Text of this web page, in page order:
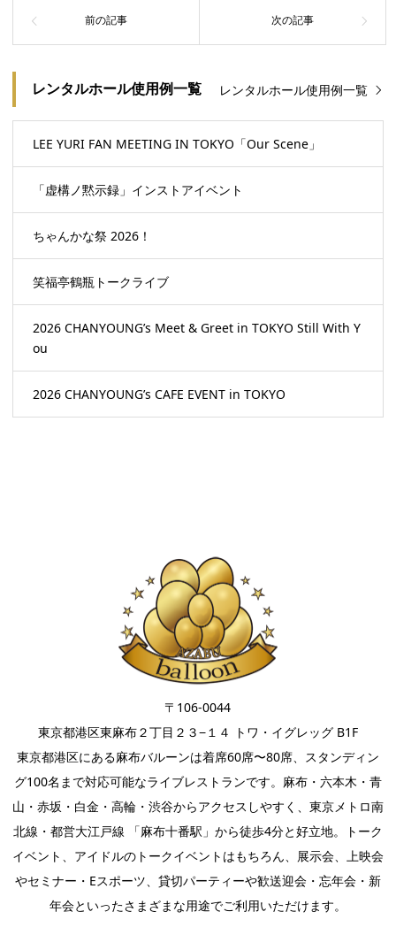
レンタルホール使用例一覧 レンタルホール使用例一覧
LEE YURI FAN MEETING IN TOKYO「Our Scene」
「虚構ノ黙示録」インストアイベント
ちゃんかな祭 2026！
笑福亭鶴瓶トークライブ
2026 CHANYOUNG’s Meet & Greet in TOKYO Still With Y
ou
2026 CHANYOUNG’s CAFE EVENT in TOKYO
〒106-0044
東京都港区東麻布２丁目２３−１４ トワ・イグレッグ B1F
東京都港区にある麻布バルーンは着席60席〜80席、スタンディン
グ100名まで対応可能なライブレストランです。麻布・六本木・青
山・赤坂・白金・高輪・渋谷からアクセスしやすく、東京メトロ南
北線・都営大江戸線 「麻布十番駅」から徒歩4分と好立地。
トーク
イベント 、 アイドルのトークイベント はもちろん、 展示会、上映会
やセミナー・ Eスポーツ、 貸切パーティーや歓送迎会・忘年会・新
年会といったさまざまな用途でご利用いただけます。